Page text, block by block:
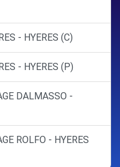
- HYERES (C)
- HYERES (P)
DALMASSO -
ROLFO - HYERES